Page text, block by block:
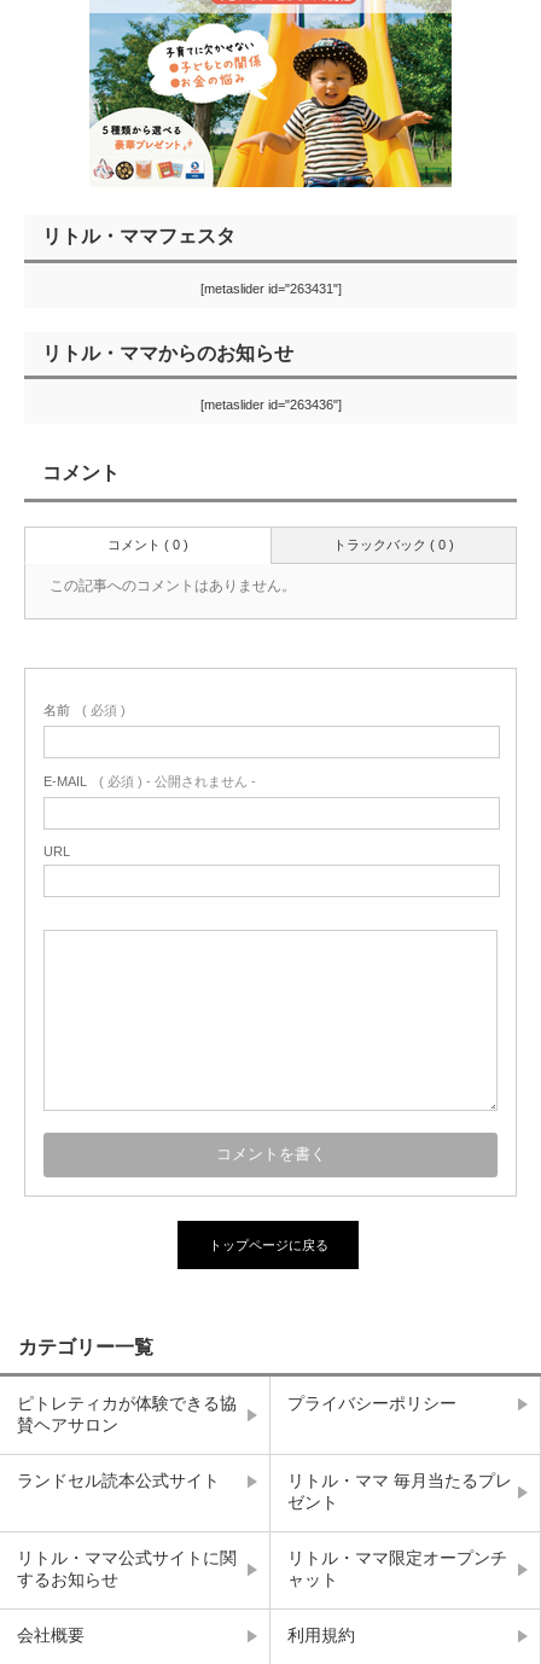
リトル・ママフェスタ
[metaslider id="263431"]
リトル・ママからのお知らせ
[metaslider id="263436"]
コメント
トラックバック ( 0 )
コメント ( 0 )
この記事へのコメントはありません。
名前 ( 必須 )
E-MAIL ( 必須 ) - 公開されません -
URL
トップページに戻る
カテゴリー一覧
ピトレティカが体験できる協
賛ヘアサロン
プライバシーポリシー
ランドセル読本公式サイト
リトル・ママ 毎月当たるプレ
ゼント
リトル・ママ公式サイトに関
するお知らせ
リトル・ママ限定オープンチ
ャット
会社概要 利用規約